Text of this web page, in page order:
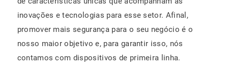
inovações e tecnologias para esse setor. Afinal,
promover mais segurança para o seu negócio é o
nosso maior objetivo e, para garantir isso, nós
contamos com dispositivos de primeira linha.